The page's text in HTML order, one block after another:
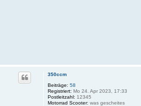
350ccm
Beiträge: 58
Registriert: Mo 24. Apr 2023, 17:33
Postleitzahl: 12345
Motorrad Scooter: was gescheites